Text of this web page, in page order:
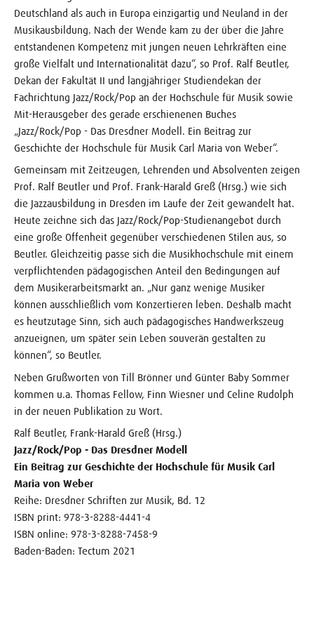
Deutschland als auch in Europa einzigartig und Neuland in der
Musikausbildung. Nach der Wende kam zu der über die Jahre
entstandenen Kompetenz mit jungen neuen Lehrkräften eine
große Vielfalt und Internationalität dazu“, so Prof. Ralf Beutler,
Dekan der Fakultät II und langjähriger Studiendekan der
Fachrichtung Jazz/Rock/Pop an der Hochschule für Musik sowie
Mit-Herausgeber des gerade erschienenen Buches
„Jazz/Rock/Pop - Das Dresdner Modell. Ein Beitrag zur
Geschichte der Hochschule für Musik Carl Maria von Weber“.
Gemeinsam mit Zeitzeugen, Lehrenden und Absolventen zeigen
Prof. Ralf Beutler und Prof. Frank-Harald Greß (Hrsg.) wie sich
die Jazzausbildung in Dresden im Laufe der Zeit gewandelt hat.
Heute zeichne sich das Jazz/Rock/Pop-Studienangebot durch
eine große Offenheit gegenüber verschiedenen Stilen aus, so
Beutler. Gleichzeitig passe sich die Musikhochschule mit einem
verpflichtenden pädagogischen Anteil den Bedingungen auf
dem Musikerarbeitsmarkt an. „Nur ganz wenige Musiker
können ausschließlich vom Konzertieren leben. Deshalb macht
es heutzutage Sinn, sich auch pädagogisches Handwerkszeug
anzueignen, um später sein Leben souverän gestalten zu
können“, so Beutler.
Neben Grußworten von Till Brönner und Günter Baby Sommer
kommen u.a. Thomas Fellow, Finn Wiesner und Celine Rudolph
in der neuen Publikation zu Wort.
Ralf Beutler, Frank-Harald Greß (Hrsg.)
Jazz/Rock/Pop - Das Dresdner Modell
Ein Beitrag zur Geschichte der Hochschule für Musik Carl
Maria von Weber
Reihe: Dresdner Schriften zur Musik, Bd. 12
ISBN print: 978-3-8288-4441-4
ISBN online: 978-3-8288-7458-9
Baden-Baden: Tectum 2021